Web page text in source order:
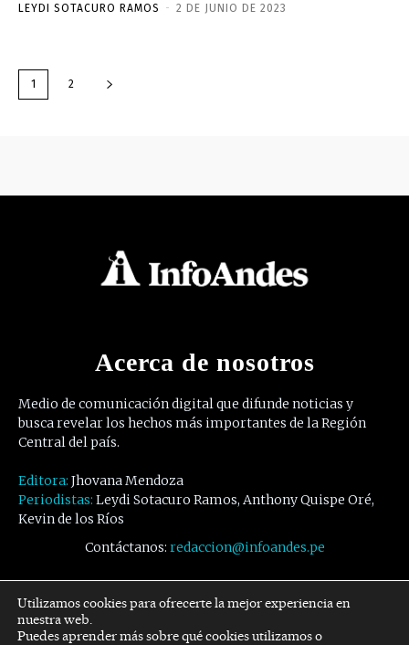
LEYDI SOTACURO RAMOS - 2 DE JUNIO DE 2023
1 2
Acerca de nosotros
Medio de comunicación digital que difunde noticias y
busca revelar los hechos más importantes de la Región
Central del país.
Editora: Jhovana Mendoza
Periodistas: Leydi Sotacuro Ramos, Anthony Quispe Oré,
Kevin de los Ríos
Contáctanos: redaccion@infoandes.pe
Síguenos
Facebook Twitter Youtube
Utilizamos cookies para ofrecerte la mejor experiencia en
nuestra web.
Puedes aprender más sobre qué cookies utilizamos o